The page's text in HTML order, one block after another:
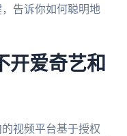
告诉你如何聪明地
开爱奇艺和
视频平台基于授权